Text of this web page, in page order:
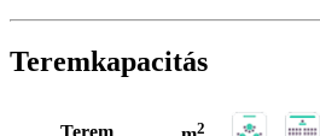
Teremkapacitás
Terem 2